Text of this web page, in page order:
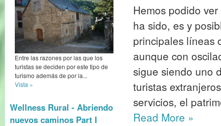
Entre las razones por las que los
turistas se deciden por este tipo de
turismo además de por la...
Vista »
Wellness Rural - Abriendo
nuevos caminos Part I
Hemos podido
ha sido, es y
principales líneas
aunque con
sigue siendo uno
turistas
servicios, el
Read More »